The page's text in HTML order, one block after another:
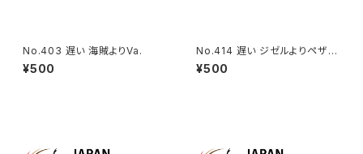
No.403 遅い 海賊よりVa.
¥500
No.414 遅い ジゼルよりペザン
トのVa. Ver2
¥500